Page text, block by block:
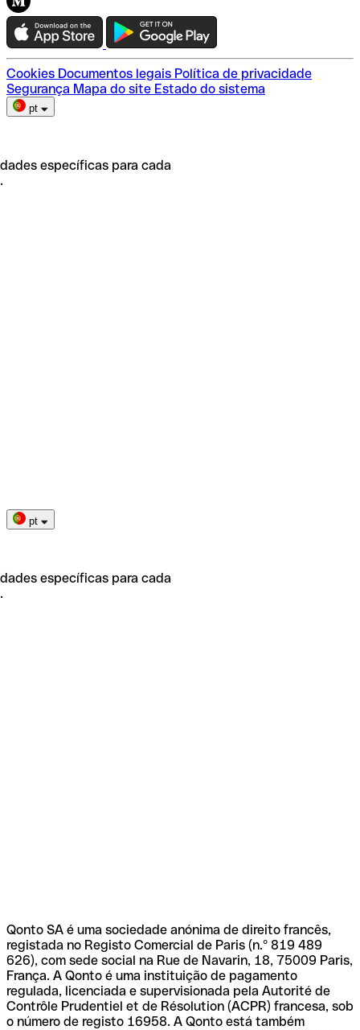
Teste a Qonto
Escolha do plano
Cookies Documentos legais Política de privacidade
Segurança Mapa do site Estado do sistema
pt
específicas para cada
pt
específicas para cada
Qonto SA é uma sociedade anónima de direito francês,
registada no Registo Comercial de Paris (n.º 819 489
626), com sede social na Rue de Navarin, 18, 75009 Paris,
França. A Qonto é uma instituição de pagamento
regulada, licenciada e supervisionada pela Autorité de
Contrôle Prudentiel et de Résolution (ACPR) francesa, sob
o número de registo 16958. A Qonto está também